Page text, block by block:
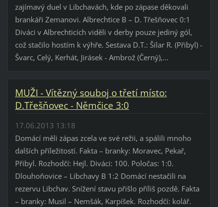
zajímavý duel v Libchavách, kde po zápase děkovali
brankáři Zemanovi. Albrechtice B – D. Třešňovec 0:1
Diváci v Albrechticích viděli v derby pouze jediný gól,
což stačilo hostím k výhře. Sestava D.T.: Šilar R. (Přibyl) -
Švarc, Celý, Kerhát, Jirásek - Ambrož (Černý),...
MUŽI - Vítězný souboj o třetí místo:
D.Třešňovec - Němčice 3:0
17.06.2013 13:18
Domácí měli zápas zcela ve své režii, a spálili mnoho
dalších příležitostí. Fakta – branky: Moravec, Pekař,
Přibyl. Rozhodčí: Hejl. Diváci: 100. Poločas: 1:0.
Dlouhoňovice – Libchavy B 1:2 Domácí nestačili na
rezervu Libchav. Snížení stavu přišlo příliš pozdě. Fakta
– branky: Musil – Nemšák, Karpíšek. Rozhodčí: kolář.